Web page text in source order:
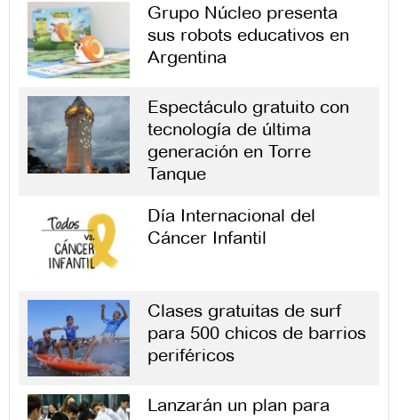
Grupo Núcleo presenta
sus robots educativos en
Argentina
Espectáculo gratuito con
tecnología de última
generación en Torre
Tanque
Día Internacional del
Cáncer Infantil
Clases gratuitas de surf
para 500 chicos de barrios
periféricos
Lanzarán un plan para